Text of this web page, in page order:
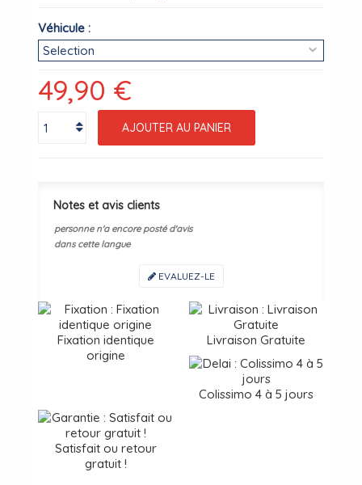
Véhicule :
49,90 €
AJOUTER AU PANIER
Notes et avis clients
personne n'a encore posté d'avis
dans cette langue
EVALUEZ-LE
Fixation identique
origine
Livraison Gratuite
Colissimo 4 à 5 jours
Satisfait ou retour
gratuit !